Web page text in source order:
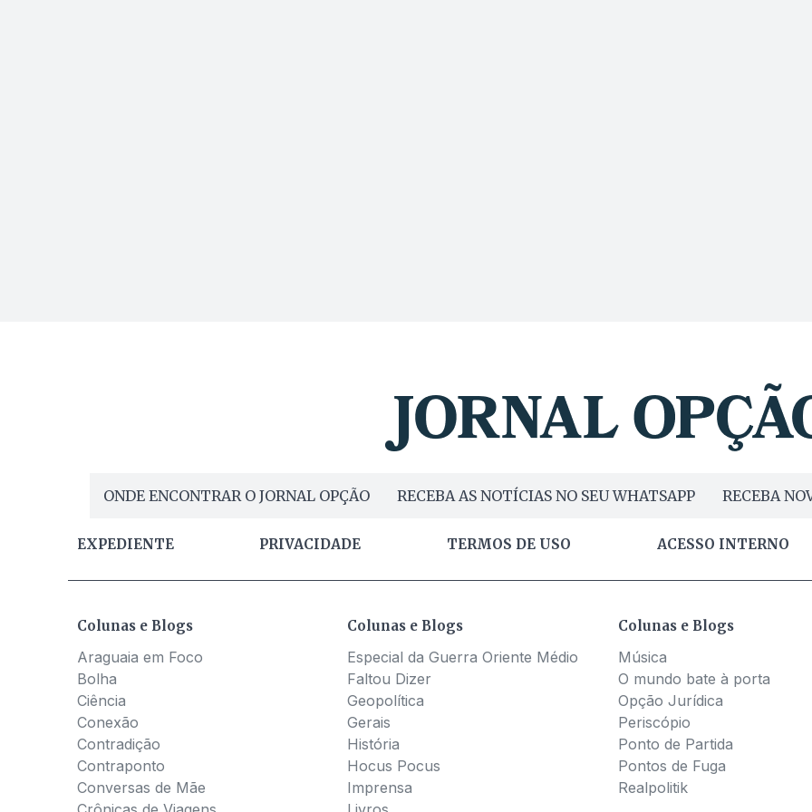
ONDE ENCONTRAR O JORNAL OPÇÃO RECEBA AS NOTÍCIAS NO SEU WHATSAPP RECEBA
EXPEDIENTE PRIVACIDADE TERMOS DE USO ACESSO INTERNO
Colunas e Blogs
Araguaia em Foco
Bolha
Ciência
Conexão
Contradição
Contraponto
Conversas de Mãe
Colunas e Blogs
Especial da Guerra Oriente Médio
Faltou Dizer
Geopolítica
Gerais
História
Hocus Pocus
Imprensa
Colunas e Blogs
Música
O mundo bate à porta
Opção Jurídica
Periscópio
Ponto de Partida
Pontos de Fuga
Realpolitik